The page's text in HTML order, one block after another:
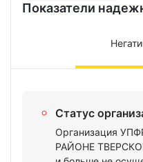
Показатели
Статус
Организация
РАЙОНЕ